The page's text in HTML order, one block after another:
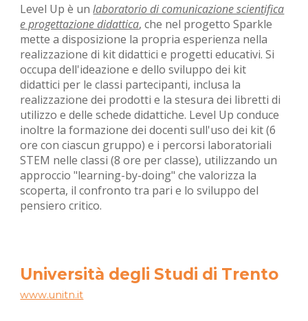
Level Up è unlaboratorio di comunicazione scientifica
e progettazione didattica, che nel progetto Sparkle
mette a disposizione la propria esperienza nella
realizzazione di kit didattici e progetti educativi. Si
occupa dell'ideazione e dello sviluppo dei kit
didattici per le classi partecipanti, inclusa la
realizzazione dei prodotti e la stesura dei libretti di
utilizzo e delle schede didattiche. Level Up conduce
inoltre la formazione dei docenti sull'uso dei kit (6
ore con ciascun gruppo) e i percorsi laboratoriali
STEM nelle classi (8 ore per classe), utilizzando un
approccio "learning-by-doing" che valorizza la
scoperta, il confronto tra pari e lo sviluppo del
pensiero critico.
Università degli Studi di Trento
www.unitn.it